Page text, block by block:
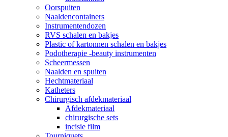
Oorspuiten
Naaldencontainers
Instrumentendozen
RVS schalen en bakjes
Plastic of kartonnen schalen en bakjes
Podotherapie -beauty instrumenten
Scheermessen
Naalden en spuiten
Hechtmateriaal
Katheters
Chirurgisch afdekmateriaal
Afdekmateriaal
chirurgische sets
incisie film